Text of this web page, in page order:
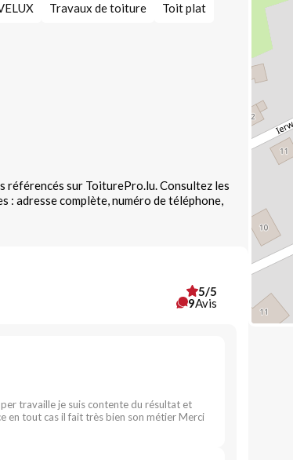
Travaux de toiture Toit plat
référencés sur ToiturePro.lu. Consultez les
: adresse complète, numéro de téléphone,
5/5
9Avis
travaille je suis contente du résultat et
en tout cas il fait très bien son métier Merci